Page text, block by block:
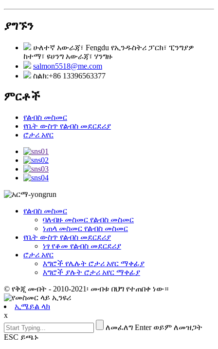
ያግኙን
ሁለተኛ አውራጃ፣ Fengdu የኢንዱስትሪ ፓርክ፣ ፒንግያዎ
ከተማ፣ ዩሀንግ አውራጃ፣ ሃንግዙ
salmon5518@me.com
ስልክ:+86 13396563377
ምርቶች
የልብስ መስመር
የቤት ውስጥ የልብስ መደርደሪያ
ሮታሪ አየር
የልብስ መስመር
ባለብዙ መስመር የልብስ መስመር
ነጠላ መስመር የልብስ መስመር
የቤት ውስጥ የልብስ መደርደሪያ
ነፃ የቆመ የልብስ መደርደሪያ
ሮታሪ አየር
እግሮች የሌሉት ሮታሪ አየር ማቀፊያ
እግሮች ያሉት ሮታሪ አየር ማቀፊያ
© የቅጂ መብት - 2010-2021፡ መብቱ በህግ የተጠበቀ ነው።
ኢሜይል ላክ
x
ለመፈለግ Enter ወይም ለመዝጋት
ESC ይጫኑ